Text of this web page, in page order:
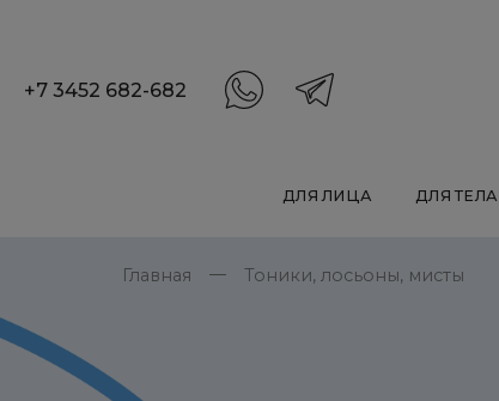
+7 3452 682-682
ДЛЯ ЛИЦА ДЛЯ ТЕЛА
Главная Тоники, лосьоны, мисты